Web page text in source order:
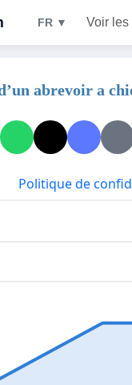
FR ▼ Voir les
abrevoir a
Politique de